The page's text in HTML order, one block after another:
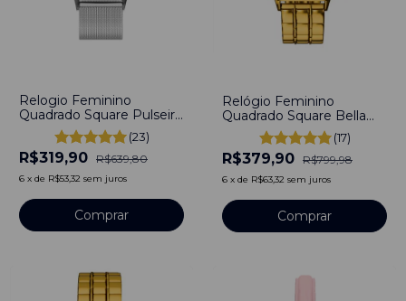
Relogio Feminino
Quadrado Square Pulseira
Prata Bays Turquesa
Silver Aço Inoxidável
banhado a titânio 40mm
(23)
R$319,90 R$639,80
6 x de R$53,32 sem juros
Comprar
Relógio Feminino
Quadrado Square Bella
Colors Turquesa Gold Aço
Inoxidável banhado a
titânio
(17)
R$379,90 R$799,98
6 x de R$63,32 sem juros
Comprar